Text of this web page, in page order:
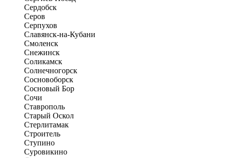
Сердобск
Серов
Серпухов
Славянск-на-Кубани
Смоленск
Снежинск
Соликамск
Солнечногорск
Сосновоборск
Сосновый Бор
Сочи
Ставрополь
Старый Оскол
Стерлитамак
Строитель
Ступино
Суровикино